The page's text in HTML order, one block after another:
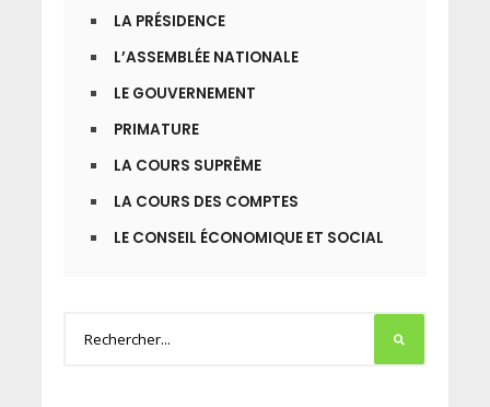
LA PRÉSIDENCE
L’ASSEMBLÉE NATIONALE
LE GOUVERNEMENT
PRIMATURE
LA COURS SUPRÊME
LA COURS DES COMPTES
LE CONSEIL ÉCONOMIQUE ET SOCIAL